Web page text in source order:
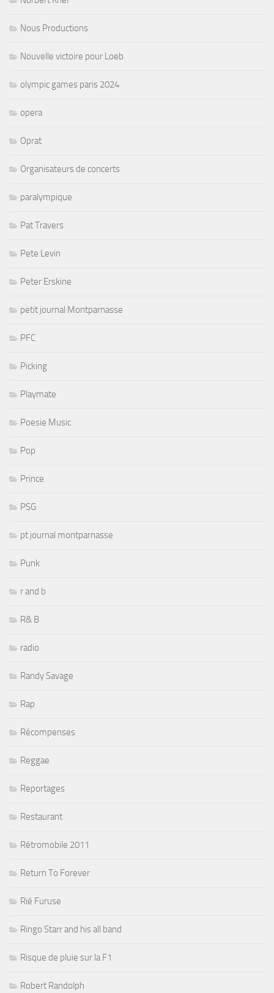
Nous Productions
Nouvelle victoire pour Loeb
olympic games paris 2024
opera
Oprat
Organisateurs de concerts
paralympique
Pat Travers
Pete Levin
Peter Erskine
petit journal Montparnasse
PFC
Picking
Playmate
Poesie Music
Pop
Prince
PSG
pt journal montparnasse
Punk
r and b
R& B
radio
Randy Savage
Rap
Récompenses
Reggae
Reportages
Restaurant
Rétromobile 2011
Return To Forever
Rié Furuse
Ringo Starr and his all band
Risque de pluie sur la F1
Robert Randolph